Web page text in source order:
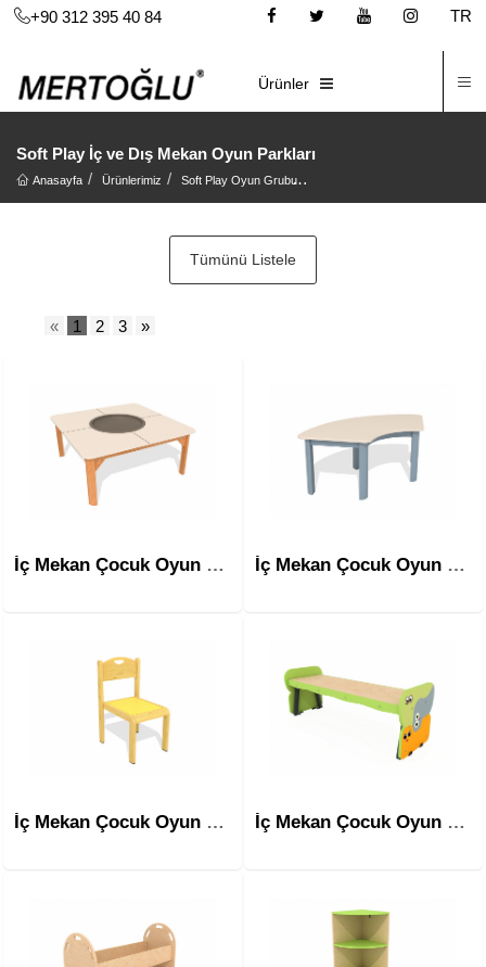
+90 312 395 40 84
TR
Ürünler
Soft Play İç ve Dış Mekan Oyun Parkları
Anasayfa Ürünlerimiz Soft Play Oyun Grubu
Tümünü Listele
« 1 2 3 »
İç Mekan Çocuk Oyun Ekipmanları Mim-1203 İç Mekan Çocuk Oyun Ekipmanları Mim-1204
İç Mekan Çocuk Oyun Ekipmanları Mim-1301 İç Mekan Çocuk Oyun Ekipmanları Mim-1302